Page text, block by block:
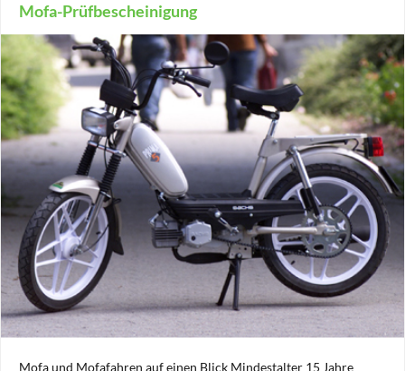
Mofa-Prüfbescheinigung
Mofa und Mofafahren auf einen Blick Mindestalter 15 Jahre